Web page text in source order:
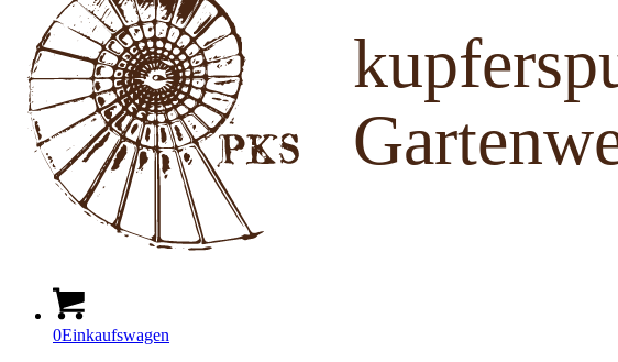
0Einkaufswagen